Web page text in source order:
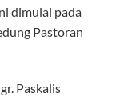
dimulai pada
Pastoran
Paskalis